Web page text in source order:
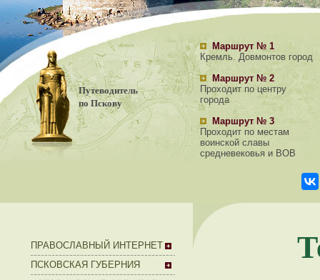
Путеводитель
по Пскову
Маршрут № 1
Кремль. Довмонтов город
Маршрут № 2
Проходит по центру
города
Маршрут № 3
Проходит по местам
воинской славы
средневековья и ВОВ
ПРАВОСЛАВНЫЙ ИНТЕРНЕТ
ПСКОВСКАЯ ГУБЕРНИЯ